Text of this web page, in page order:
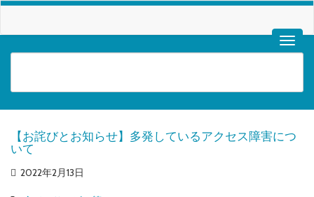
【お詫びとお知らせ】多発しているアクセス障害につ
いて
2022年2月13日